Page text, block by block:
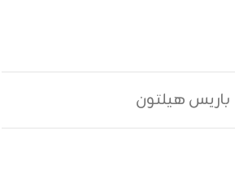
باريس هيلتون